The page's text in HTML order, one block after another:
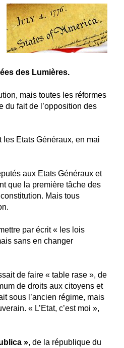
des Lumières.
mais toutes les réformes
du fait de l’opposition des
Etats Généraux, en mai
aux Etats Généraux et
que la première tâche des
Mais tous
par écrit « les lois
sans en changer
de faire « table rase », de
de droits aux citoyens et
sous l’ancien régime, mais
« L’Etat, c’est moi »,
», de la république du